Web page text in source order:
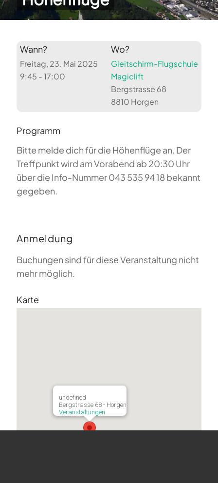
Wann?
Freitag, 23. Mai 2025
9:45 - 17:00
Wo?
Gleitschirm-Flugschule
Magiclift
Bergstrasse 68
8810 Horgen
Programm
Bitte melde dich für die Höhenflüge an. Der
Treffpunkt wird am Vorabend ab 20:30 Uhr
über die Info-Nummer 043 535 94 18 bekannt
gegeben.
Anmeldung
Buchungen sind für diese Veranstaltung nicht
mehr möglich.
Karte
undefined
Bergstrasse 68 - Horgen
Veranstaltungen